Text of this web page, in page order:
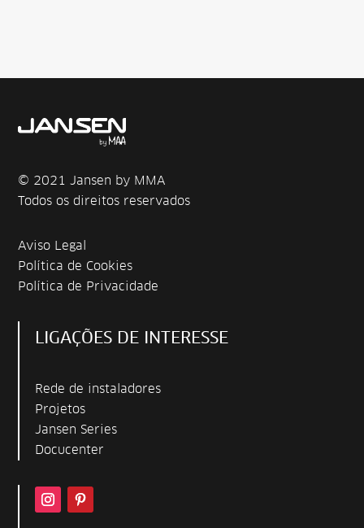
© 2021 Jansen by MMA
Todos os direitos reservados
Aviso Legal
Política de Cookies
Política de Privacidade
LIGAÇÕES DE INTERESSE
Rede de instaladores
Projetos
Jansen Series
Docucenter